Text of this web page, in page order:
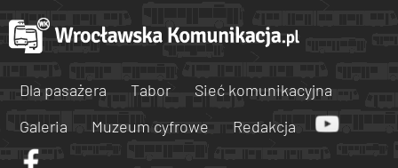
Dla pasażera Tabor
Sieć komunikacyjna
Galeria
Muzeum cyfrowe Redakcja